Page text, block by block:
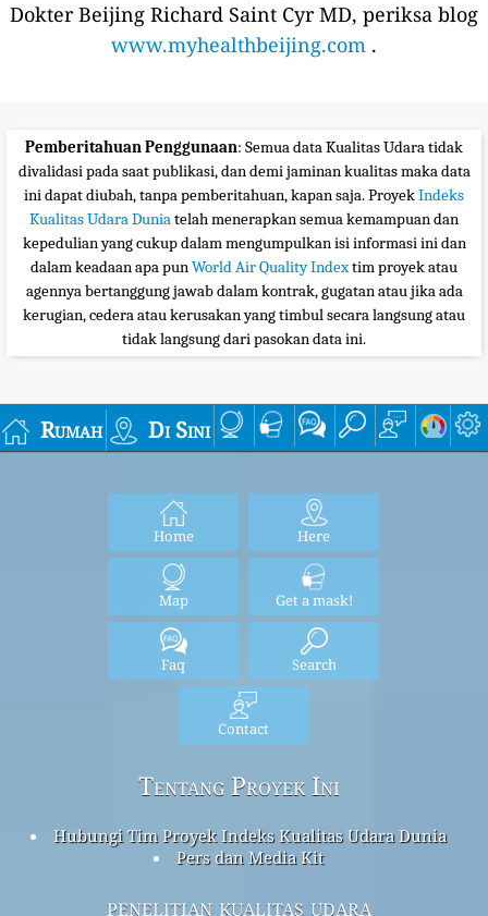
Dokter Beijing Richard Saint Cyr MD, periksa blog
www.myhealthbeijing.com .
Pemberitahuan Penggunaan: Semua data Kualitas Udara tidak
divalidasi pada saat publikasi, dan demi jaminan kualitas maka data
ini dapat diubah, tanpa pemberitahuan, kapan saja. ProyekIndeks
Kualitas Udara Duniatelah menerapkan semua kemampuan dan
kepedulian yang cukup dalam mengumpulkan isi informasi ini dan
dalam keadaan apa punWorld Air Quality Indextim proyek atau
agennya bertanggung jawab dalam kontrak, gugatan atau jika ada
kerugian, cedera atau kerusakan yang timbul secara langsung atau
tidak langsung dari pasokan data ini.
Rumah Di Sini
Home Here
Map Get a mask!
Faq Search
Contact
Tentang Proyek Ini
Hubungi Tim Proyek Indeks Kualitas Udara Dunia
Pers dan Media Kit
penelitian kualitas udara